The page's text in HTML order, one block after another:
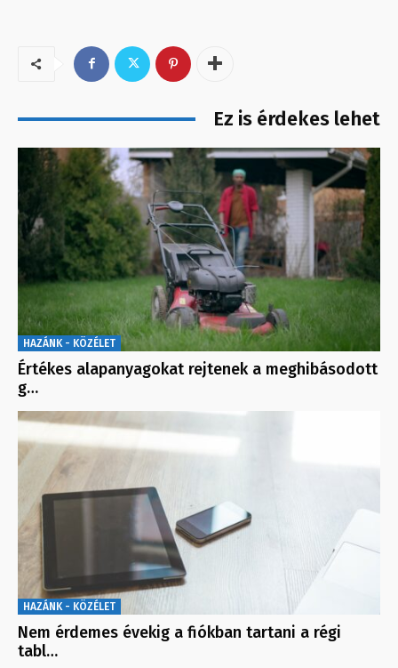
Ez is érdekes lehet
HAZÁNK - KÖZÉLET
Értékes alapanyagokat rejtenek a meghibásodott
g…
HAZÁNK - KÖZÉLET
Nem érdemes évekig a fiókban tartani a régi
tabl…